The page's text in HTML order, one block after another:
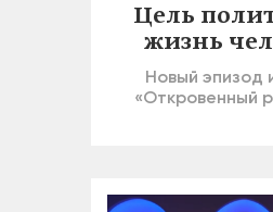
Цель
жизнь
Новый эпизод
«Откровенный